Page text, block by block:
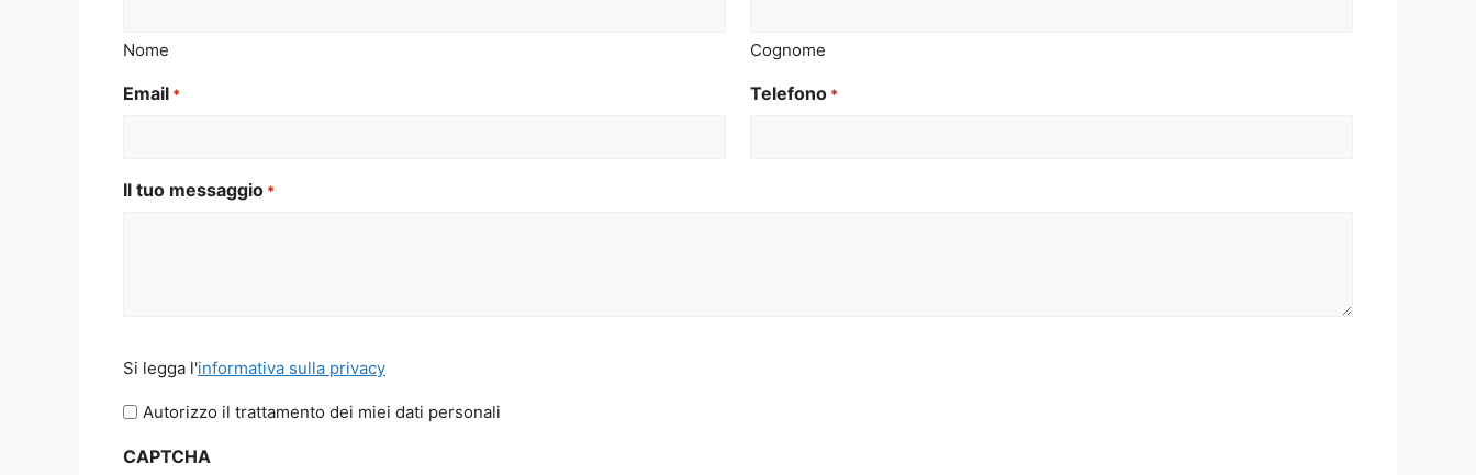
Nome Cognome
Email * Telefono *
Il tuo messaggio *
legga
l'informativa
privacy
Si legga l'informativa sulla privacy
Autorizzo il trattamento dei miei dati personali
CAPTCHA